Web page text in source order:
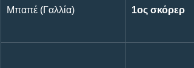
Μπαπέ (Γαλλία) 1ος σκόρερ